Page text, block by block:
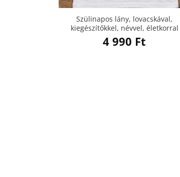
Szülinapos lány, lovacskával,
kiegészítőkkel, névvel, életkorral
4 990 Ft